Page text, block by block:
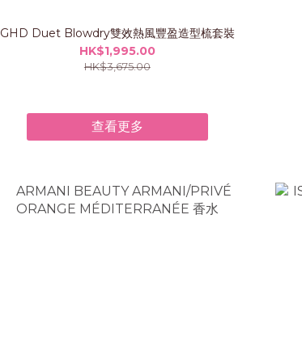
GHD Duet Blowdry雙效熱風豐盈造型梳套裝
HK$1,995.00
HK$3,675.00
查看更多